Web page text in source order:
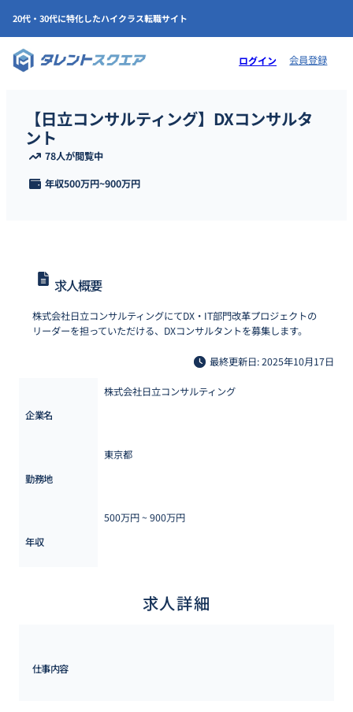
20代・30代に特化したハイクラス転職サイト
ログイン 会員登録
【日立コンサルティング】DXコンサルタ
ント
78人が閲覧中
年収500万円~900万円
求人概要
株式会社日立コンサルティングにてDX・IT部門改革プロジェクトの
リーダーを担っていただける、DXコンサルタントを募集します。
最終更新日: 2025年10月17日
企業名
株式会社日立コンサルティング
勤務地
東京都
年収
500万円 ~ 900万円
求人詳細
仕事内容